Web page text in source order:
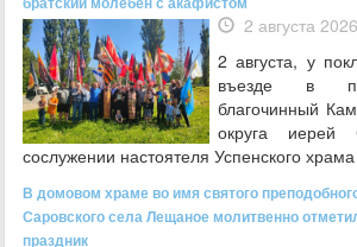
2 августа 2026
2 августа, у
въезде в
благочинный
округа
сослужении настоятеля Успенского
В домовом храме во имя святого
Саровского села Лещаное молитвенно
праздник